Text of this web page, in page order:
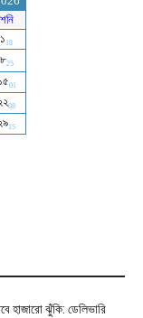
হাজারো ঝুঁকি: ডেলিভারি